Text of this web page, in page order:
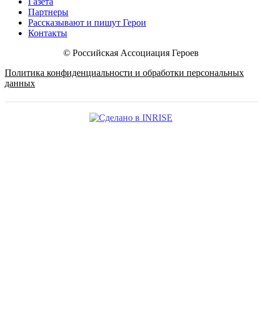
Партнеры
Рассказывают и пишут Герои
Контакты
© Российская Ассоциация Героев
Политика конфиденциальности и обработки персональных
данных